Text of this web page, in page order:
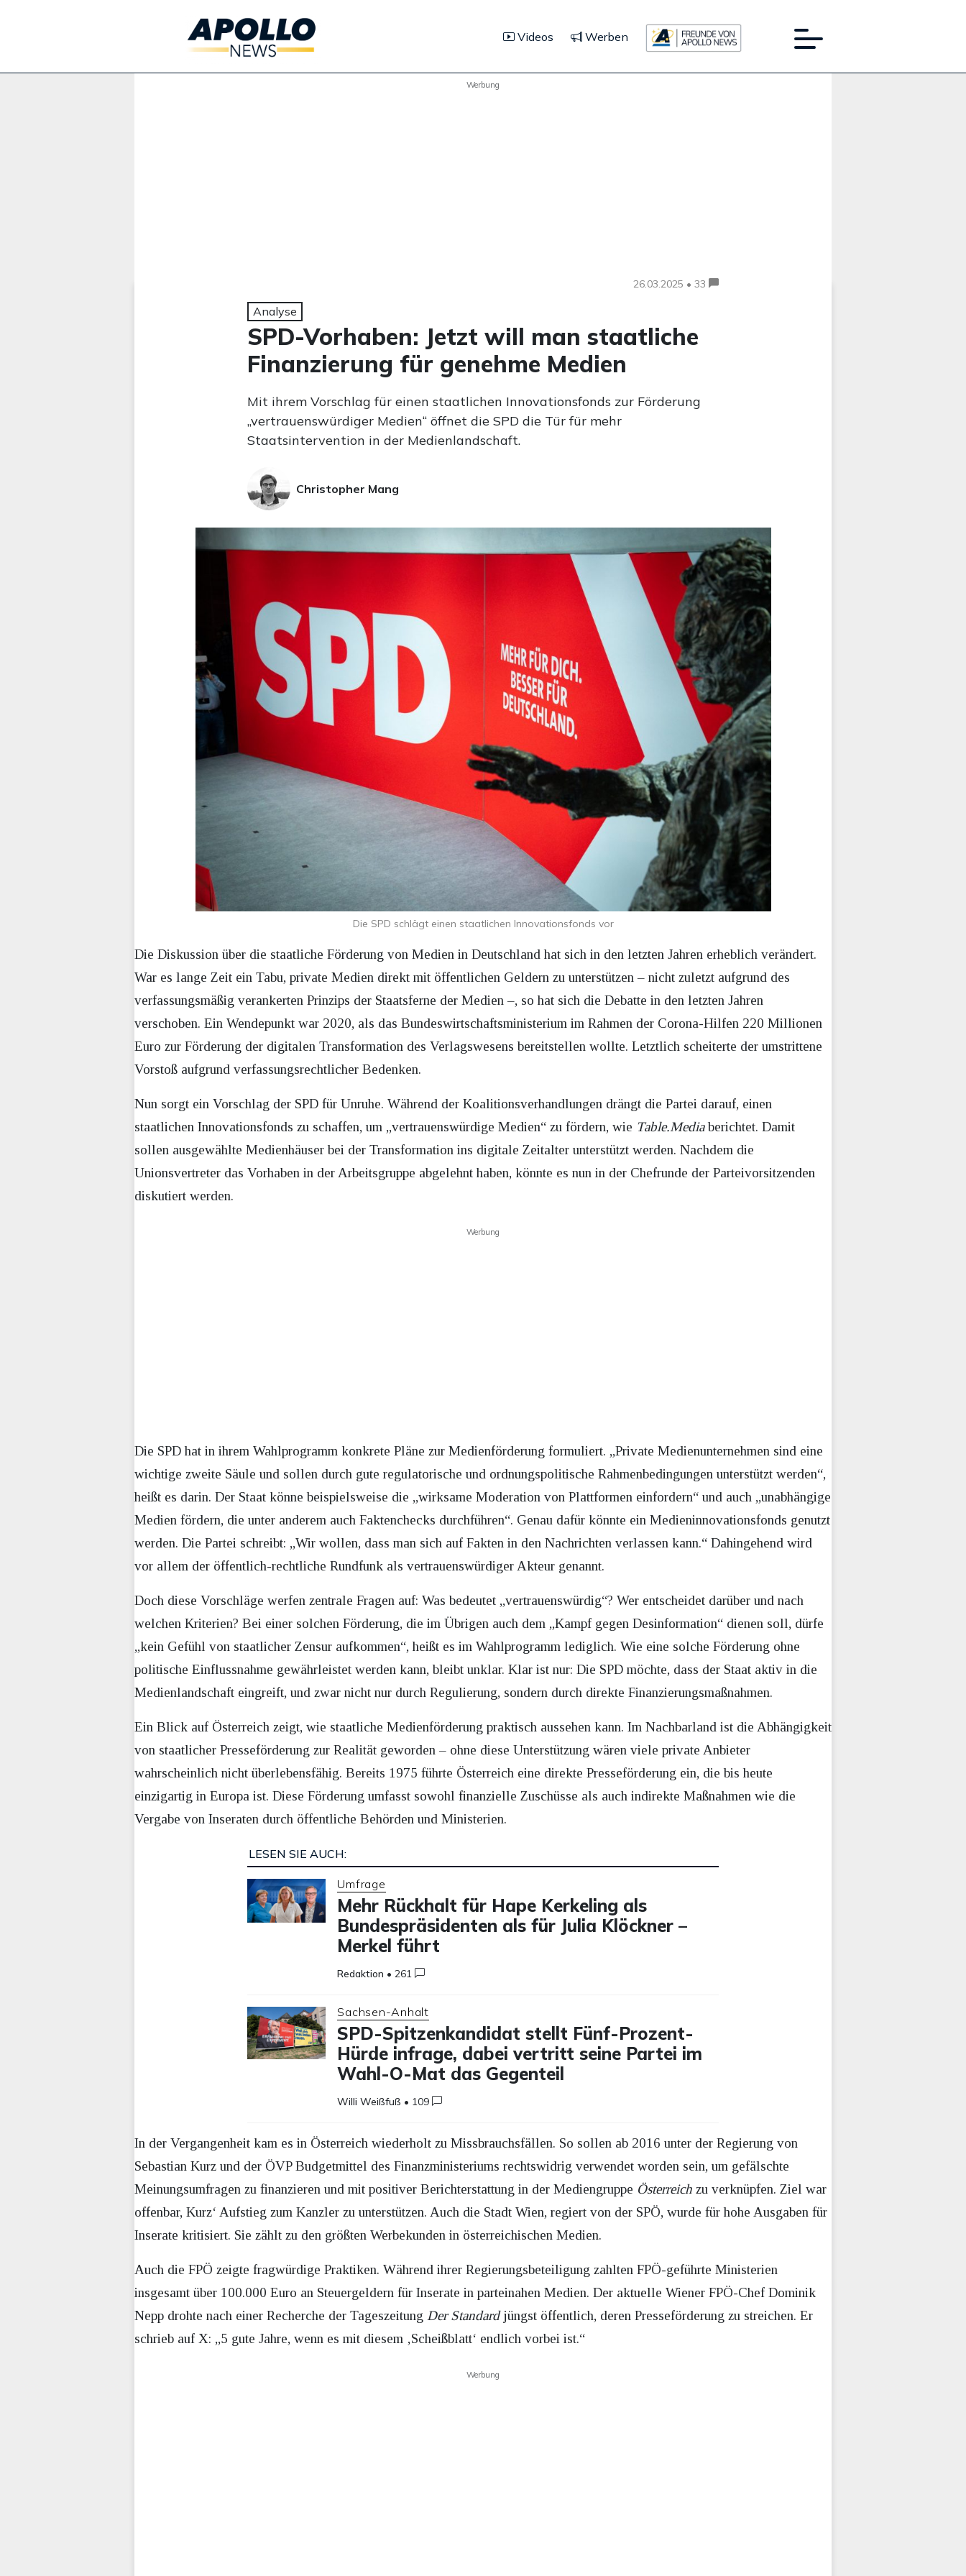
Videos Werben
Werbung
26.03.2025 • 33
Analyse
SPD-Vorhaben: Jetzt will man staatliche
Finanzierung für genehme Medien
Mit ihrem Vorschlag für einen staatlichen Innovationsfonds zur Förderung
„vertrauenswürdiger Medien“ öffnet die SPD die Tür für mehr
Staatsintervention in der Medienlandschaft.
Christopher Mang
Die SPD schlägt einen staatlichen Innovationsfonds vor
Die Diskussion über die staatliche Förderung von Medien in Deutschland hat sich in den letzten Jahren erheblich verändert.
War es lange Zeit ein Tabu, private Medien direkt mit öffentlichen Geldern zu unterstützen – nicht zuletzt aufgrund des
verfassungsmäßig verankerten Prinzips der Staatsferne der Medien –, so hat sich die Debatte in den letzten Jahren
verschoben. Ein Wendepunkt war 2020, als das Bundeswirtschaftsministerium im Rahmen der Corona-Hilfen 220 Millionen
Euro zur Förderung der digitalen Transformation des Verlagswesens bereitstellen wollte. Letztlich scheiterte der umstrittene
Vorstoß aufgrund verfassungsrechtlicher Bedenken.
Nun sorgt ein Vorschlag der SPD für Unruhe. Während der Koalitionsverhandlungen drängt die Partei darauf, einen
staatlichen Innovationsfonds zu schaffen, um „vertrauenswürdige Medien“ zu fördern, wie Table.Mediaberichtet. Damit
sollen ausgewählte Medienhäuser bei der Transformation ins digitale Zeitalter unterstützt werden. Nachdem die
Unionsvertreter das Vorhaben in der Arbeitsgruppe abgelehnt haben, könnte es nun in der Chefrunde der Parteivorsitzenden
diskutiert werden.
Werbung
Die SPD hat in ihrem Wahlprogramm konkrete Pläne zur Medienförderung formuliert. „Private Medienunternehmen sind eine
wichtige zweite Säule und sollen durch gute regulatorische und ordnungspolitische Rahmenbedingungen unterstützt werden“,
heißt es darin. Der Staat könne beispielsweise die „wirksame Moderation von Plattformen einfordern“ und auch „unabhängige
Medien fördern, die unter anderem auch Faktenchecks durchführen“. Genau dafür könnte ein Medieninnovationsfonds genutzt
werden. Die Partei schreibt: „Wir wollen, dass man sich auf Fakten in den Nachrichten verlassen kann.“ Dahingehend wird
vor allem der öffentlich-rechtliche Rundfunk als vertrauenswürdiger Akteur genannt.
Doch diese Vorschläge werfen zentrale Fragen auf: Was bedeutet „vertrauenswürdig“? Wer entscheidet darüber und nach
welchen Kriterien? Bei einer solchen Förderung, die im Übrigen auch dem „Kampf gegen Desinformation“ dienen soll, dürfe
„kein Gefühl von staatlicher Zensur aufkommen“, heißt es im Wahlprogramm lediglich. Wie eine solche Förderung ohne
politische Einflussnahme gewährleistet werden kann, bleibt unklar. Klar ist nur: Die SPD möchte, dass der Staat aktiv in die
Medienlandschaft eingreift, und zwar nicht nur durch Regulierung, sondern durch direkte Finanzierungsmaßnahmen.
Ein Blick auf Österreich zeigt, wie staatliche Medienförderung praktisch aussehen kann. Im Nachbarland ist die Abhängigkeit
von staatlicher Presseförderung zur Realität geworden – ohne diese Unterstützung wären viele private Anbieter
wahrscheinlich nicht überlebensfähig. Bereits 1975 führte Österreich eine direkte Presseförderung ein, die bis heute
einzigartig in Europa ist. Diese Förderung umfasst sowohl finanzielle Zuschüsse als auch indirekte Maßnahmen wie die
Vergabe von Inseraten durch öffentliche Behörden und Ministerien.
LESEN SIE AUCH:
Umfrage
Mehr Rückhalt für Hape Kerkeling als
Bundespräsidenten als für Julia Klöckner –
Merkel führt
Redaktion •261
Sachsen-Anhalt
SPD-Spitzenkandidat stellt Fünf-Prozent-
Hürde infrage, dabei vertritt seine Partei im
Wahl-O-Mat das Gegenteil
Willi Weißfuß • 109
In der Vergangenheit kam es in Österreich wiederholt zu Missbrauchsfällen. So sollen ab 2016 unter der Regierung von
Sebastian Kurz und der ÖVP Budgetmittel des Finanzministeriums rechtswidrig verwendet worden sein, um gefälschte
Meinungsumfragen zu finanzieren und mit positiver Berichterstattung in der Mediengruppe Österreich zu verknüpfen. Ziel war
offenbar, Kurz‘ Aufstieg zum Kanzler zu unterstützen. Auch die Stadt Wien, regiert von der SPÖ, wurde für hohe Ausgaben für
Inserate kritisiert. Sie zählt zu den größten Werbekunden in österreichischen Medien.
Auch die FPÖ zeigte fragwürdige Praktiken. Während ihrer Regierungsbeteiligung zahlten FPÖ-geführte Ministerien
insgesamt über 100.000 Euro an Steuergeldern für Inserate in parteinahen Medien. Der aktuelle Wiener FPÖ-Chef Dominik
Nepp drohte nach einer Recherche der Tageszeitung Der Standardjüngst öffentlich, deren Presseförderung zu streichen. Er
schrieb auf X: „5 gute Jahre, wenn es mit diesem ‚Scheißblatt‘ endlich vorbei ist.“
Werbung